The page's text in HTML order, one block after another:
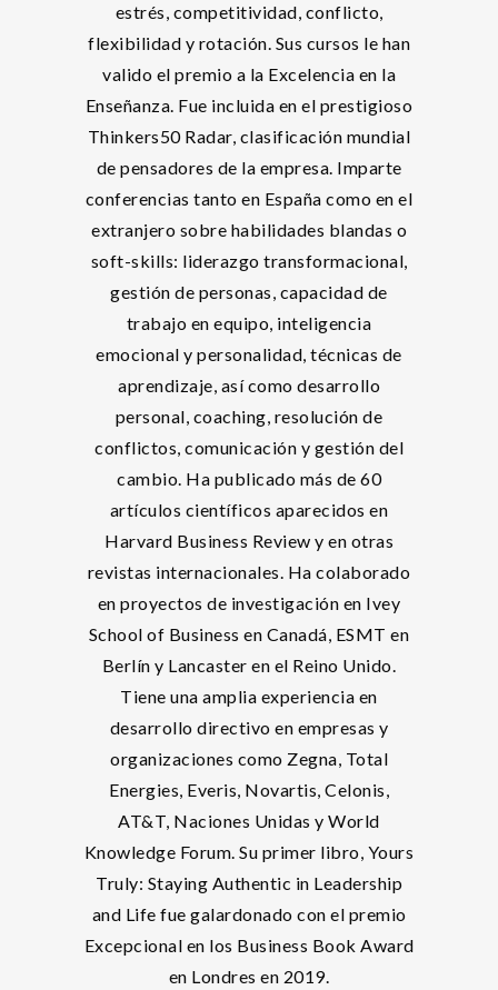
estrés, competitividad, conflicto,
flexibilidad y rotación. Sus cursos le han
valido el premio a la Excelencia en la
Enseñanza. Fue incluida en el prestigioso
Thinkers50 Radar, clasificación mundial
de pensadores de la empresa. Imparte
conferencias tanto en España como en el
extranjero sobre habilidades blandas o
soft-skills: liderazgo transformacional,
gestión de personas, capacidad de
trabajo en equipo, inteligencia
emocional y personalidad, técnicas de
aprendizaje, así como desarrollo
personal, coaching, resolución de
conflictos, comunicación y gestión del
cambio. Ha publicado más de 60
artículos científicos aparecidos en
Harvard Business Review y en otras
revistas internacionales. Ha colaborado
en proyectos de investigación en Ivey
School of Business en Canadá, ESMT en
Berlín y Lancaster en el Reino Unido.
Tiene una amplia experiencia en
desarrollo directivo en empresas y
organizaciones como Zegna, Total
Energies, Everis, Novartis, Celonis,
AT&T, Naciones Unidas y World
Knowledge Forum. Su primer libro, Yours
Truly: Staying Authentic in Leadership
and Life fue galardonado con el premio
Excepcional en los Business Book Award
en Londres en 2019.